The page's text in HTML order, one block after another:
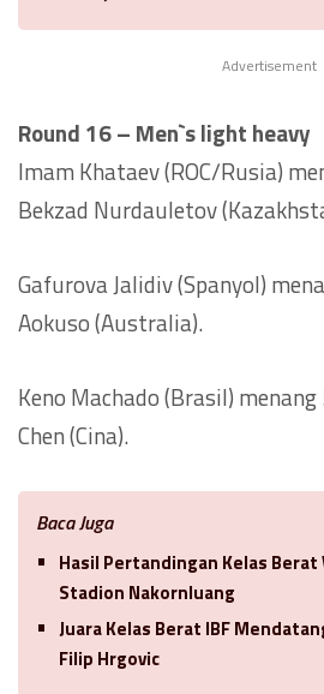
Advertisement
Round 16 – Men`s light heavy
Imam Khataev (ROC/Rusia)
Bekzad Nurdauletov
Gafurova Jalidiv (Spanyol)
Aokuso (Australia).
Keno Machado (Brasil)
Chen (Cina).
Baca Juga
Hasil Pertandingan Kelas Berat
Stadion Nakornluang
Juara Kelas Berat IBF
Filip Hrgovic